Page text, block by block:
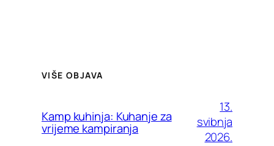
VIŠE OBJAVA
Kamp kuhinja: Kuhanje za
vrijeme kampiranja
13.
svibnja
2026.